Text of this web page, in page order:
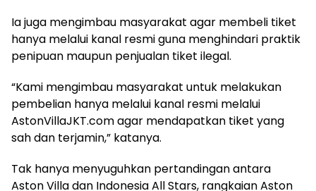
Ia juga mengimbau masyarakat agar membeli tiket
hanya melalui kanal resmi guna menghindari praktik
penipuan maupun penjualan tiket ilegal.
“Kami mengimbau masyarakat untuk melakukan
pembelian hanya melalui kanal resmi melalui
AstonVillaJKT.com agar mendapatkan tiket yang
sah dan terjamin,” katanya.
Tak hanya menyuguhkan pertandingan antara
Aston Villa dan Indonesia All Stars, rangkaian Aston